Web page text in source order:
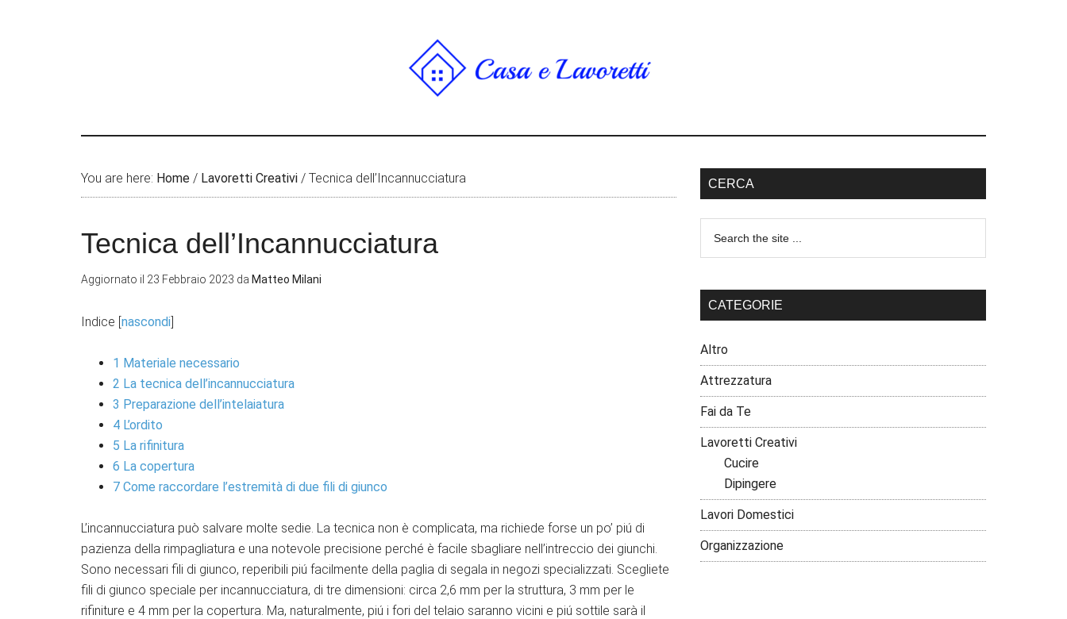
You are here: Home / Lavoretti Creativi / Tecnica dell’Incannucciatura
Tecnica dell’Incannucciatura
Aggiornato il 23 Febbraio 2023 da Matteo Milani
Indice [nascondi]
1 Materiale necessario
2 La tecnica dell’incannucciatura
3 Preparazione dell’intelaiatura
4 L’ordito
5 La rifinitura
6 La copertura
7 Come raccordare l’estremità di due fili di giunco
L’incannucciatura può salvare molte sedie. La tecnica non è complicata, ma richiede forse un po’ piú di
pazienza della rimpagliatura e una notevole precisione perché è facile sbagliare nell’intreccio dei giunchi.
Sono necessari fili di giunco, reperibili piú facilmente della paglia di segala in negozi specializzati. Scegliete
fili di giunco speciale per incannucciatura, di tre dimensioni: circa 2,6 mm per la struttura, 3 mm per le
rifiniture e 4 mm per la copertura. Ma, naturalmente, piú i fori del telaio saranno vicini e piú sottile sarà il
CERCA
CATEGORIE
Altro
Attrezzatura
Fai da Te
Lavoretti Creativi
Cucire
Dipingere
Lavori Domestici
Organizzazione